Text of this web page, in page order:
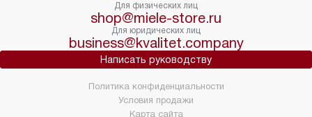
Для физических лиц
shop@miele-store.ru
Для юридических лиц
business@kvalitet.company
Написать руководству
Политика конфиденциальности
Условия продажи
Карта сайта